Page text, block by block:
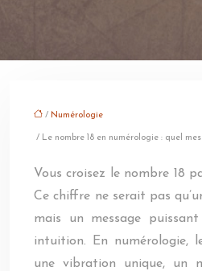
/ Numérologie
/ Le nombre 18 en numérologie : quel
Vous croisez le nombre 18
Ce chiffre ne serait pas
mais un message
intuition. En numérologie,
une vibration unique, un